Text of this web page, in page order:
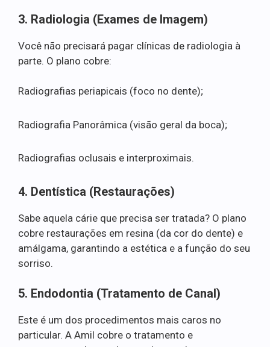
3. Radiologia (Exames de Imagem)
Você não precisará pagar clínicas de radiologia à
parte. O plano cobre:
Radiografias periapicais (foco no dente);
Radiografia Panorâmica (visão geral da boca);
Radiografias oclusais e interproximais.
4. Dentística (Restaurações)
Sabe aquela cárie que precisa ser tratada? O plano
cobre restaurações em resina (da cor do dente) e
amálgama, garantindo a estética e a função do seu
sorriso.
5. Endodontia (Tratamento de Canal)
Este é um dos procedimentos mais caros no
particular. A Amil cobre o tratamento e